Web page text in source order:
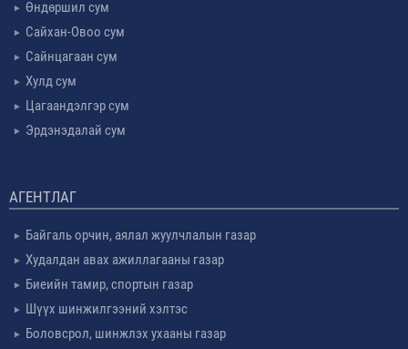
Өндөршил сум
Сайхан-Овоо сум
Сайнцагаан сум
Хулд сум
Цагаандэлгэр сум
Эрдэнэдалай сум
АГЕНТЛАГ
Байгаль орчин, аялал жуулчлалын газар
Худалдан авах ажиллагааны газар
Биеийн тамир, спортын газар
Шүүх шинжилгээний хэлтэс
Боловсрол, шинжлэх ухааны газар